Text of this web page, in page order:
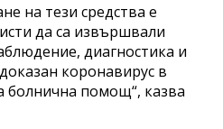
на тези средства е
да са извършвали
диагностика и
коронавирус в
болнична помощ“, казва